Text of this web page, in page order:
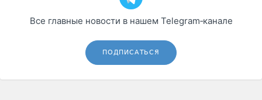
Все главные новости в нашем Telegram‑канале
ПОДПИСАТЬСЯ